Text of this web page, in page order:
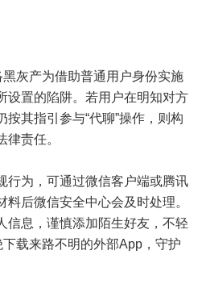
黑灰产为借助普通用户身份实施
设置的陷阱。若用户在明知对方
其指引参与“代聊”操作，则构
律责任。
行为，可通过微信客户端或腾讯
后微信安全中心会及时处理。
信息，谨慎添加陌生好友，不轻
下载来路不明的外部App，守护